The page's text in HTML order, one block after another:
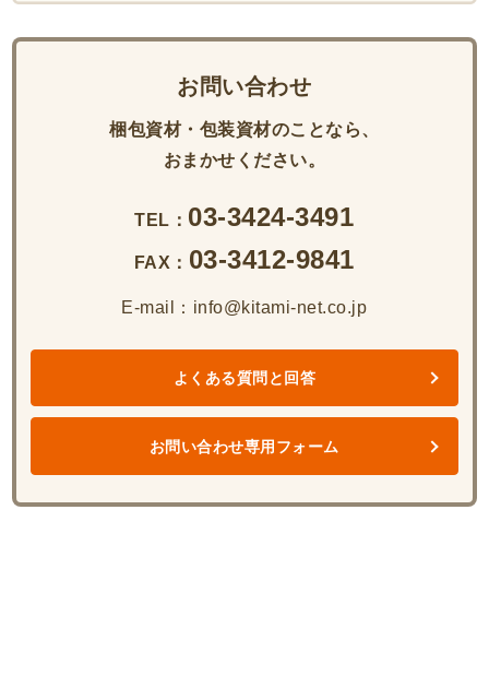
お問い合わせ
梱包資材・包装資材のことなら、
おまかせください。
TEL： 03-3424-3491
FAX： 03-3412-9841
E-mail：info@kitami-net.co.jp
よくある質問と回答
お問い合わせ専用フォーム